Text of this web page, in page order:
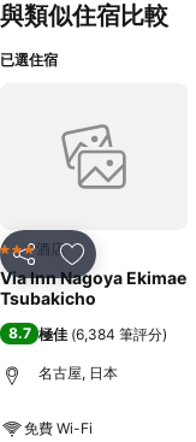
與類似住宿比較
已選住宿
分享 放到收藏夾
3 星級酒店
Via Inn Nagoya Ekimae
Tsubakicho
8.7 極佳 (6,384 筆評分)
名古屋, 日本
免費 Wi-Fi